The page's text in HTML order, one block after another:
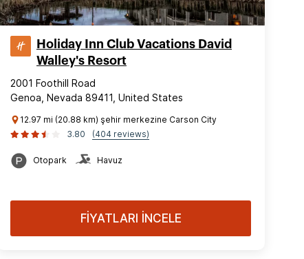
Holiday Inn Club Vacations David
Walley's Resort
2001 Foothill Road
Genoa, Nevada 89411, United States
12.97 mi (20.88 km) şehir merkezine Carson City
3.80
(404 reviews)
Otopark Havuz
FİYATLARI İNCELE